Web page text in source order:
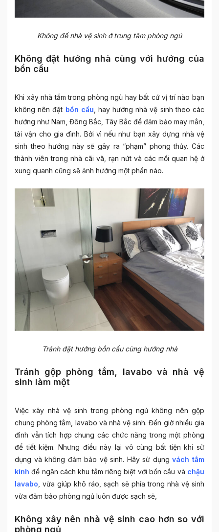
Không để nhà vệ sinh ở trung tâm phòng ngủ
Không đặt hướng nhà cùng với hướng của
bồn cầu
Khi xây nhà tắm trong phòng ngủ hay bất cứ vị trí nào bạn
không nên đặt bồn cầu , hay hướng nhà vệ sinh theo các
hướng như Nam, Đông Bắc, Tây Bắc để đảm bảo may mắn,
tài vận cho gia đình. Bởi vì nếu như bạn xây dựng nhà vệ
sinh theo hướng này sẽ gây ra “phạm” phong thủy. Các
thành viên trong nhà cãi vã, rạn nứt và các mối quan hệ ở
xung quanh cũng sẽ ảnh hưởng một phần nào.
Tránh đặt hướng bồn cầu cùng hướng nhà
Tránh gộp phòng tắm, lavabo và nhà vệ
sinh làm một
Việc xây nhà vệ sinh trong phòng ngủkhông nên gộp
chung phòng tắm, lavabo và nhà vệ sinh. Đến giờ nhiều gia
đình vẫn tích hợp chung các chức năng trong một phòng
để tiết kiệm. Nhưng điều này lại vô cùng bất tiện khi sử
dụng và không đảm bảo vệ sinh. Hãy sử dụngvách tắm
kính để ngăn cách khu tắm riêng biệt với bồn cầu và chậu
lavabo , vừa giúp khô ráo, sạch sẽ phía trong nhà vệ sinh
vừa đảm bảo phòng ngủ luôn được sạch sẽ,
Không xây nên nhà vệ sinh cao hơn so với
phòng ngủ